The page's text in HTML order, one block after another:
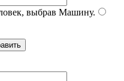
выбрав Машину.